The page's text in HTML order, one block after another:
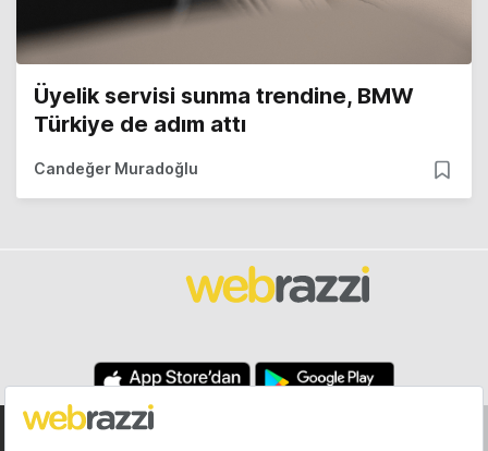
Üyelik servisi sunma trendine, BMW
Türkiye de adım attı
Candeğer Muradoğlu